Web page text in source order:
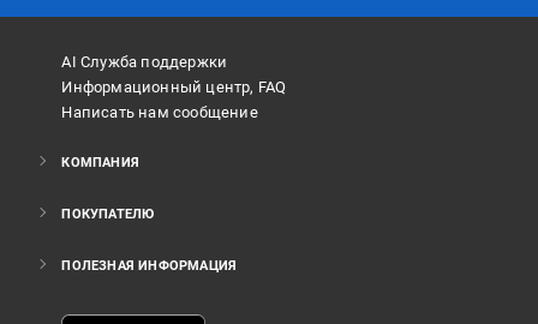
AI Служба поддержки
Информационный центр, FAQ
Написать нам сообщение
КОМПАНИЯ
ПОКУПАТЕЛЮ
ПОЛЕЗНАЯ ИНФОРМАЦИЯ